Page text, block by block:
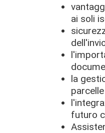
ai soli
la
futuro